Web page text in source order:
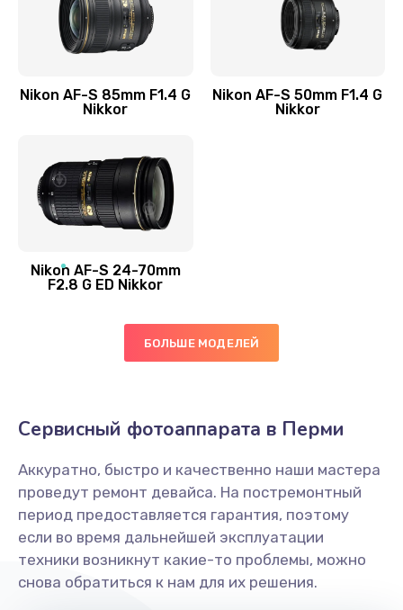
Nikon AF-S 85mm F1.4 G
Nikkor
Nikon AF-S 50mm F1.4 G
Nikkor
Nikon AF-S 24-70mm
F2.8 G ED Nikkor
БОЛЬШЕ МОДЕЛЕЙ
Сервисный фотоаппарата в Перми
Аккуратно, быстро и качественно наши мастера
проведут ремонт девайса. На постремонтный
период предоставляется гарантия, поэтому
если во время дальнейшей эксплуатации
техники возникнут какие-то проблемы, можно
снова обратиться к нам для их решения.